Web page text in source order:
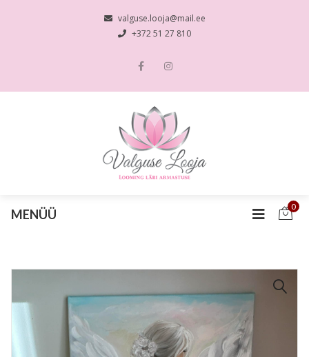
valguse.looja@mail.ee
+372 51 27 810
MENÜÜ
0